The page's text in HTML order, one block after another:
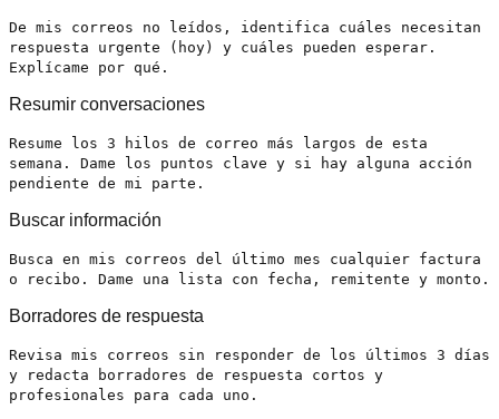
De mis correos no leídos, identifica cuáles necesitan
respuesta urgente (hoy) y cuáles pueden esperar.
Explícame por qué.
Resumir conversaciones
Resume los 3 hilos de correo más largos de esta
semana. Dame los puntos clave y si hay alguna acción
pendiente de mi parte.
Buscar información
Busca en mis correos del último mes cualquier factura
o recibo. Dame una lista con fecha, remitente y monto.
Borradores de respuesta
Revisa mis correos sin responder de los últimos 3 días
y redacta borradores de respuesta cortos y
profesionales para cada uno.